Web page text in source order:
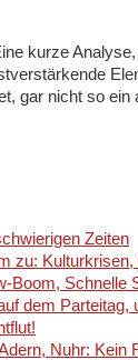
kurze
gar nicht so
Zeiten
zu:
Boom, Schnelle
dem Parteitag,
Nuhr: Kein